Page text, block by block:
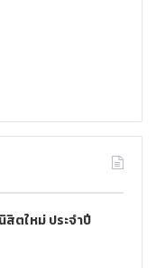
ตใหม่ ประจำปี